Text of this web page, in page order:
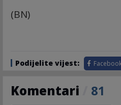
(BN)
Podijelite vijest:
Komentari 81